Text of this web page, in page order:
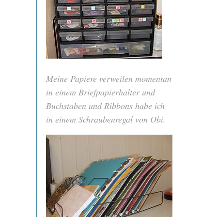
Meine Papiere verweilen momentan
in einem Briefpapierhalter und
Buchstaben und Ribbons habe ich
in einem Schraubenregal von Obi.